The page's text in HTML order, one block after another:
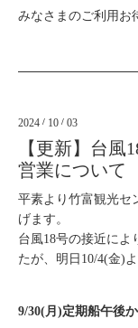
みなさまのご利用お
2024 / 10 / 03
【更新】台
営業について
平素より竹富観光セ
げます。
台風18号の接近によ
たが、明日10/4(金)
9/30(月)定期船午後